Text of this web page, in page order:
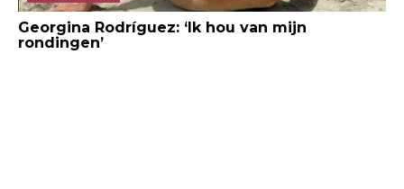
Georgina Rodríguez: ‘Ik hou van mijn
rondingen’